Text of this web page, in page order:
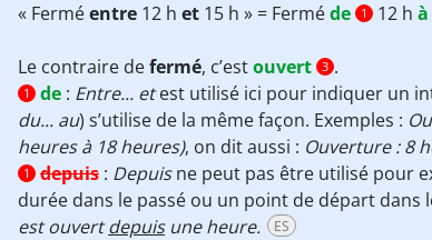
« Ferméentre 12 h et 15 h » = Ferméde 1 12 h à
Le contraire defermé, c’estouvert 3 .
1 de : Entre... etest utilisé ici pour indiquer un
du... au) s’utilise de la même façon. Exemples :
heures à 18 heures), on dit aussi : Ouverture : 8
1 depuis : Depuisne peut pas être utilisé pour
durée dans le passé ou un point de départ dans
est ouvertdepuisune heure. ES